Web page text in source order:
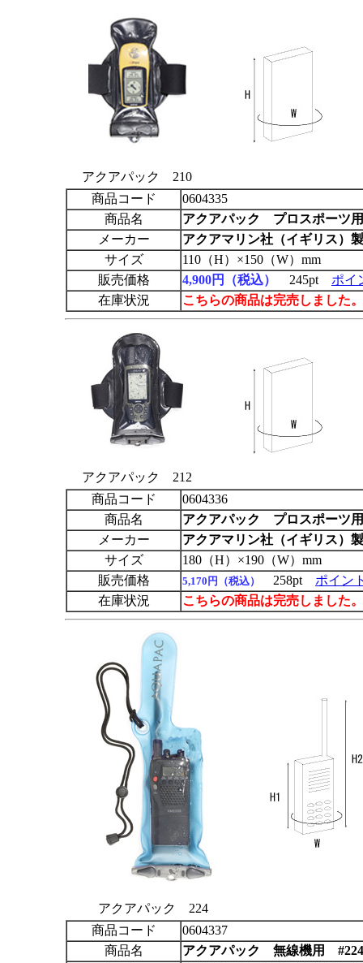
アクアパック 210
商品コード
0604335
商品名
アクアパック
プロスポーツ
メーカー
アクアマリン社（イギリス）製
サイズ
110（H）×150（W）mm
販売価格
4,900円（税込） 245pt ポイ
在庫状況
こちらの商品は完売しました
アクアパック 212
商品コード
0604336
商品名
アクアパック
プロスポーツ
メーカー
アクアマリン社（イギリス）製
サイズ
180（H）×190（W）mm
販売価格
5,170円（税込） 258pt ポイン
在庫状況
こちらの商品は完売しました
アクアパック 224
商品コード
0604337
商品名
アクアパック
無線機用 #224